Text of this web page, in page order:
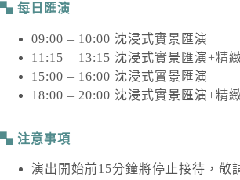
每日匯演
09:00 – 10:00 沈浸式實景匯演
11:15 – 13:15 沈浸式實景匯演+精
15:00 – 16:00 沈浸式實景匯演
18:00 – 20:00 沈浸式實景匯演+精
注意事項
演出開始前15分鐘將停止接待，敬